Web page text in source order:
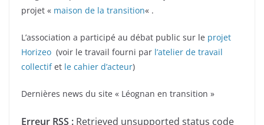
projet « maison de la transition« .
L’association a participé au débat public sur le projet
Horizeo (voir le travail fourni par l’atelier de travail
collectifet le cahier d’acteur)
Dernières news du site « Léognan en transition »
Erreur RSS : Retrieved unsupported status code